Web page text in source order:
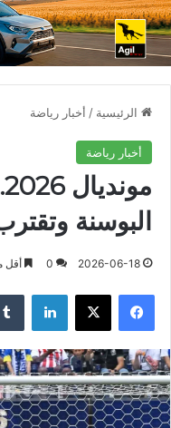
الرئيسية / أخبار رياضة
أخبار رياضة
البوسنة
2026-06-18
0 أقل
فيسبوك X